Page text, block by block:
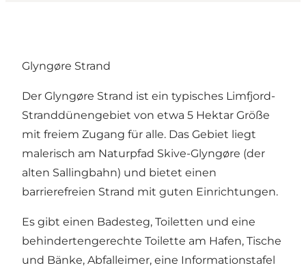
Glyngøre Strand
Der Glyngøre Strand ist ein typisches Limfjord-
Stranddünengebiet von etwa 5 Hektar Größe
mit freiem Zugang für alle. Das Gebiet liegt
malerisch am Naturpfad Skive-Glyngøre (der
alten Sallingbahn) und bietet einen
barrierefreien Strand mit guten Einrichtungen.
Es gibt einen Badesteg, Toiletten und eine
behindertengerechte Toilette am Hafen, Tische
und Bänke, Abfalleimer, eine Informationstafel